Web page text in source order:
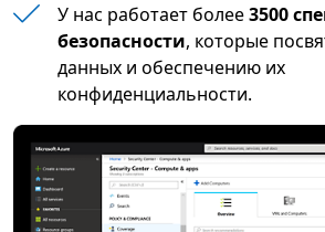
У нас работает более3500
безопасности, которые
данных и обеспечению их
конфиденциальности.